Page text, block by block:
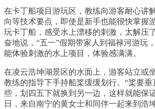
在卡丁船项目游玩区，教练向游客耐心讲
向等技术要点，即使是新手也能很快掌握
玩卡丁船，感受水上漂移的刺激，太解压
奋地说，“五一”假期带家人到福禄河游玩
能体验刺激的水上项目，体验感满满。
在凌云浩坤湖景区的水面上，游客站立或
教练的指导下手持船桨缓缓划行。“桨要垂
些，划四五下就换到另一边，这样就能保
日，来自南宁的黄女士和同伴一起来到浩